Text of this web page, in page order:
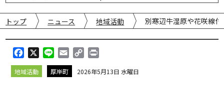
トップ ニュース 地域活動 別寒辺牛湿原や花咲線
a
c
i
n
m
a
p
i
地域活動 厚岸町 2026年5月13日 水曜日